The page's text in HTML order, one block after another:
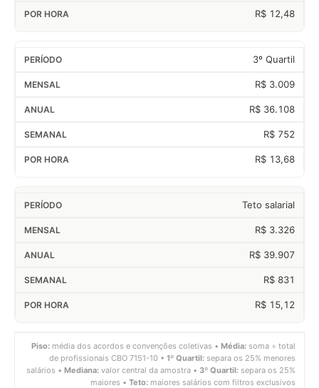
R$ 12,48
3º Quartil
R$ 3.009
R$ 36.108
R$ 752
R$ 13,68
Teto salarial
R$ 3.326
R$ 39.907
R$ 831
R$ 15,12
Piso: média dos acordos e convenções coletivas • Média: soma ÷ total
de profissionais CBO 7151-10 • 1º Quartil: separa os 25% menores
salários • Mediana: valor central da amostra • 3º Quartil: separa os 25%
maiores • Teto: maiores salários com filtros exclusivos